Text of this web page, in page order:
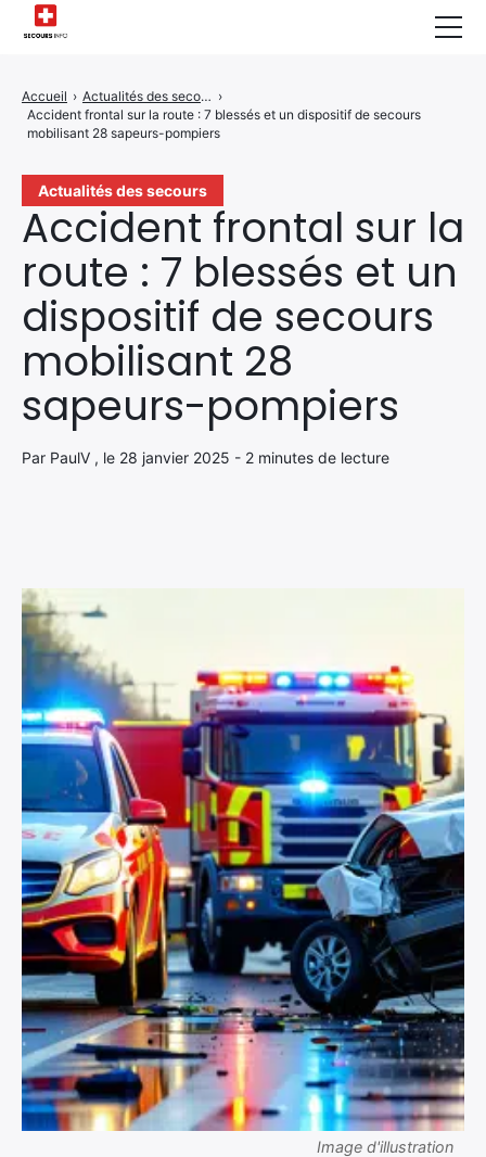
Actualités des secours
Accident frontal sur la
route : 7 blessés et un
dispositif de secours
mobilisant 28
sapeurs-pompiers
Par PaulV , le 28 janvier 2025 - 2 minutes de lecture
Accueil › Actualités des secours ›
Accident frontal sur la route : 7 blessés et un dispositif de secours
mobilisant 28 sapeurs-pompiers
Image d'illustration
Infos & Conseils
Actualités des Secours
Santé & Bien-être
A propos de Nous
Contactez-nous
Politique de Confidentialité